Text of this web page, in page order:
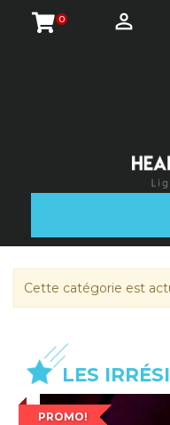
0
Cette catégorie est
LES
PROMO!